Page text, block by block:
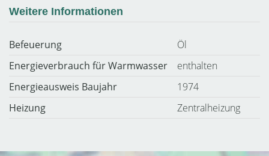
Weitere Informationen
Befeuerung
Öl
Energieverbrauch für Warmwasser
enthalten
Energieausweis Baujahr
1974
Heizung
Zentralheizung